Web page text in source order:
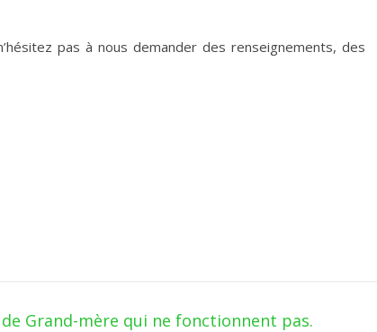
pas à nous demander des renseignements, des
Grand-mère qui ne fonctionnent pas.